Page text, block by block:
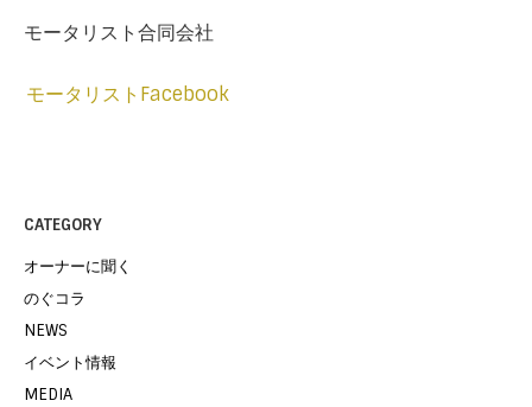
モータリスト合同会社
モータリストFacebook
CATEGORY
オーナーに聞く
のぐコラ
NEWS
イベント情報
MEDIA